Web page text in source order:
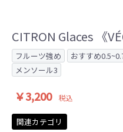
CITRON Glaces 《
フルーツ強め おすすめ
メンソール3
￥3,200 税込
関連カテゴリ